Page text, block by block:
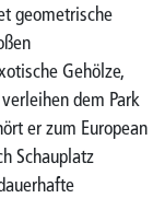
geometrische
Gehölze,
dem Park
er zum European
Schauplatz